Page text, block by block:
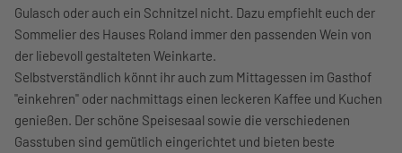
Gulasch oder auch ein Schnitzel nicht. Dazu empfiehlt euch der
Sommelier des Hauses Roland immer den passenden Wein von
der liebevoll gestalteten Weinkarte.
Selbstverständlich könnt ihr auch zum Mittagessen im Gasthof
"einkehren" oder nachmittags einen leckeren Kaffee und Kuchen
genießen. Der schöne Speisesaal sowie die verschiedenen
Gasstuben sind gemütlich eingerichtet und bieten beste